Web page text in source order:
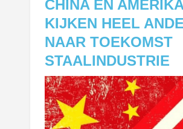
CHINA EN
KIJKEN HEEL
NAAR TOEKOMST
STAALINDUSTRIE